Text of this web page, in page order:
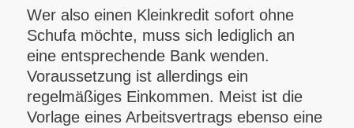
Wer also einen Kleinkredit sofort ohne
Schufa möchte, muss sich lediglich an
eine entsprechende Bank wenden.
Voraussetzung ist allerdings ein
regelmäßiges Einkommen. Meist ist die
Vorlage eines Arbeitsvertrags ebenso eine